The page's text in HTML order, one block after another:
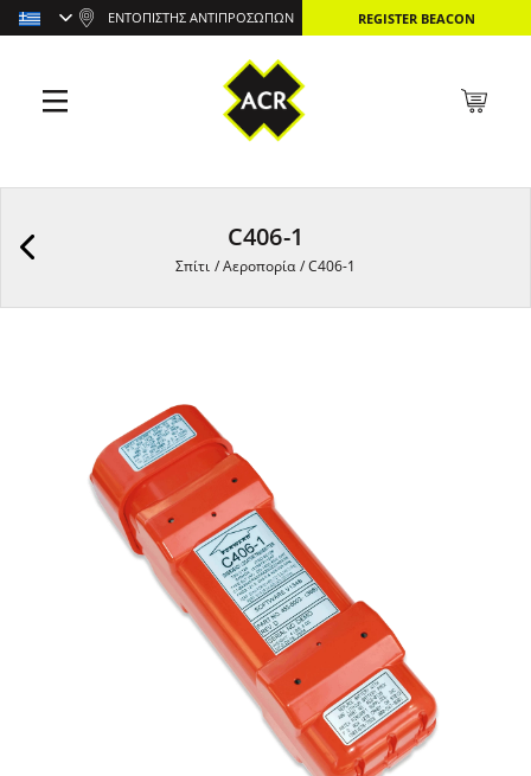
C406-1
Σπίτι /Αεροπορία /C406-1
ΕΝΤΟΠΙΣΤΉΣ ΑΝΤΙΠΡΟΣΏΠΩΝ REGISTER BEACON